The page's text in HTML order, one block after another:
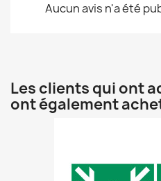
Aucun avis n'a été
Les clients qui ont
ont également